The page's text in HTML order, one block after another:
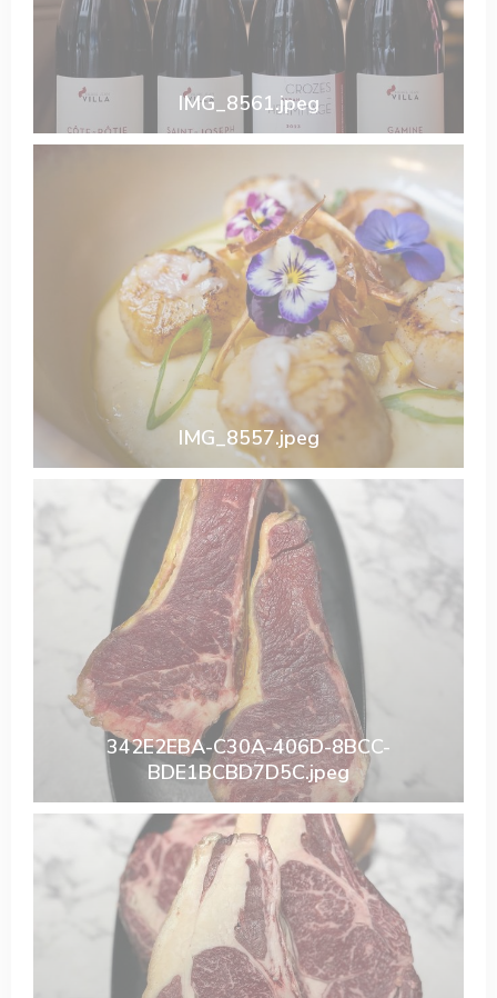
IMG_8561.jpeg
IMG_8557.jpeg
342E2EBA-C30A-406D-8BCC-
BDE1BCBD7D5C.jpeg